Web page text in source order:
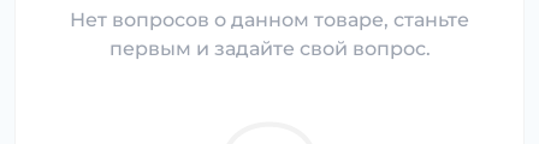
Нет вопросов о данном товаре, станьте
первым и задайте свой вопрос.